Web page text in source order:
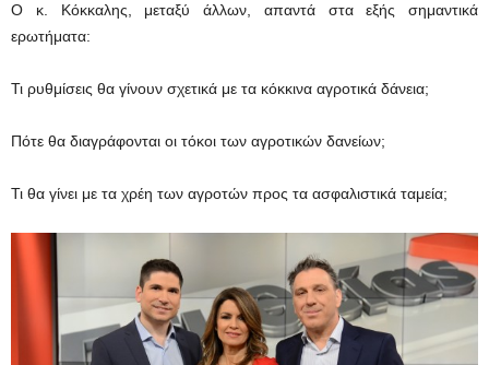
Ο κ. Κόκκαλης, μεταξύ άλλων, απαντά στα εξής σημαντικά
ερωτήματα:
Τι ρυθμίσεις θα γίνουν σχετικά με τα κόκκινα αγροτικά δάνεια;
Πότε θα διαγράφονται οι τόκοι των αγροτικών δανείων;
Τι θα γίνει με τα χρέη των αγροτών προς τα ασφαλιστικά ταμεία;